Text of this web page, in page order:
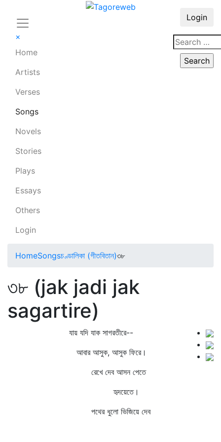
×
Home
Artists
Verses
Songs
Novels
Stories
Plays
Essays
Others
Login
Login
HomeSongsচণ্ডালিকা (গীতবিতান)৩৮
৩৮ (jak jadi jak
sagartire)
যায় যদি যাক সাগরতীরে--
আবার আসুক, আসুক ফিরে।
রেখে দেব আসন পেতে
হৃদয়েতে।
পথের ধুলো ভিজিয়ে দেব